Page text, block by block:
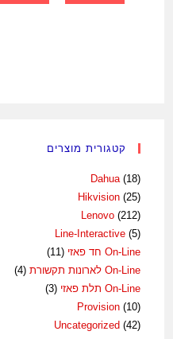
קטגורית מוצרים
Dahua (18)
Hikvision (25)
Lenovo (212)
Line-Interactive (5)
On-Line חד פאזי
(11)
On-Line לארונות תקשורת
(4)
On-Line תלת פאזי
(3)
Provision (10)
Uncategorized (42)